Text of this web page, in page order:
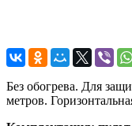
Без обогрева. Для
метров.